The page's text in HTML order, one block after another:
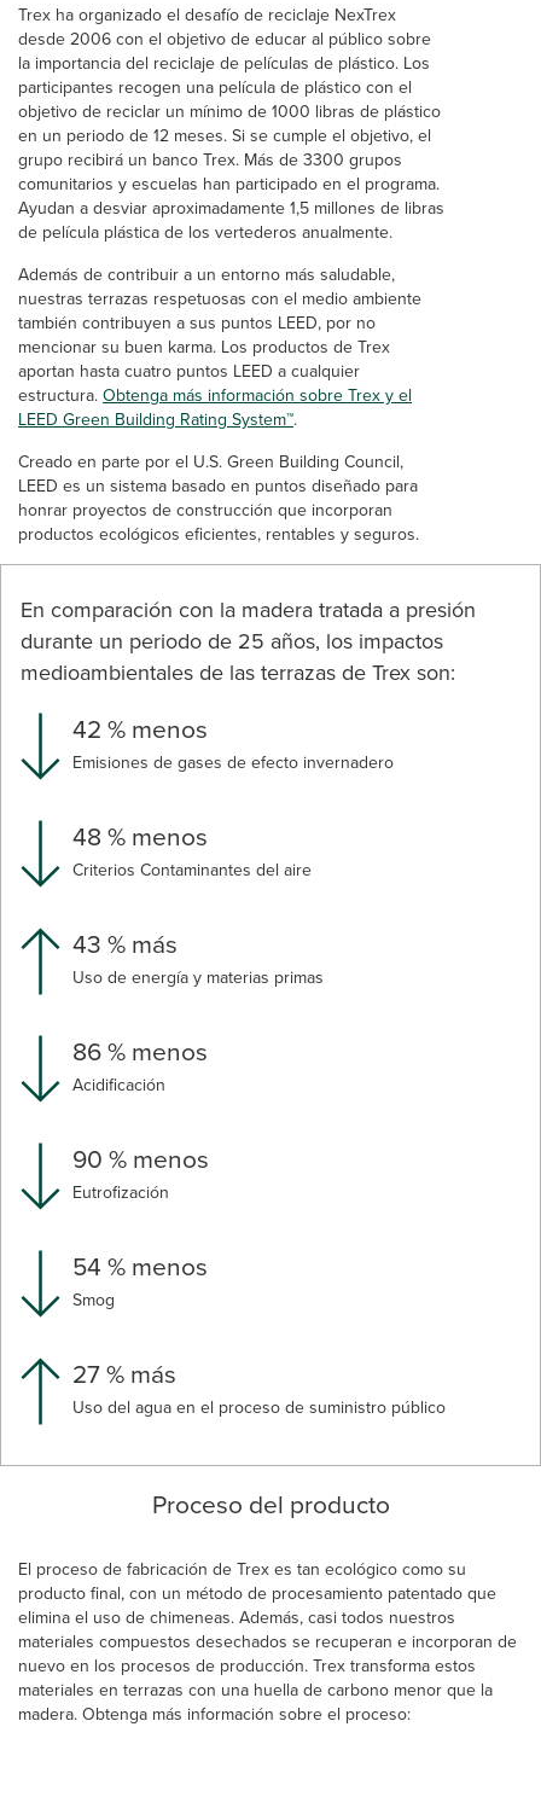
Trex ha organizado el desafío de reciclaje NexTrex
desde 2006 con el objetivo de educar al público sobre
la importancia del reciclaje de películas de plástico. Los
participantes recogen una película de plástico con el
objetivo de reciclar un mínimo de 1000 libras de plástico
en un periodo de 12 meses. Si se cumple el objetivo, el
grupo recibirá un banco Trex. Más de 3300 grupos
comunitarios y escuelas han participado en el programa.
Ayudan a desviar aproximadamente 1,5 millones de libras
de película plástica de los vertederos anualmente.
Además de contribuir a un entorno más saludable,
nuestras terrazas respetuosas con el medio ambiente
también contribuyen a sus puntos LEED, por no
mencionar su buen karma. Los productos de Trex
aportan hasta cuatro puntos LEED a cualquier
estructura. Obtenga más información sobre Trex y el
LEED Green Building Rating System™.
Creado en parte por el U.S. Green Building Council,
LEED es un sistema basado en puntos diseñado para
honrar proyectos de construcción que incorporan
productos ecológicos eficientes, rentables y seguros.
En comparación con la madera tratada a presión
durante un periodo de 25 años, los impactos
medioambientales de las terrazas de Trex son:
42 % menos
Emisiones de gases de efecto invernadero
48 % menos
Criterios Contaminantes del aire
43 % más
Uso de energía y materias primas
86 % menos
Acidificación
90 % menos
Eutrofización
54 % menos
Smog
27 % más
Uso del agua en el proceso de suministro público
Proceso del producto
El proceso de fabricación de Trex es tan ecológico como su
producto final, con un método de procesamiento patentado que
elimina el uso de chimeneas. Además, casi todos nuestros
materiales compuestos desechados se recuperan e incorporan de
nuevo en los procesos de producción. Trex transforma estos
materiales en terrazas con una huella de carbono menor que la
madera. Obtenga más información sobre el proceso: